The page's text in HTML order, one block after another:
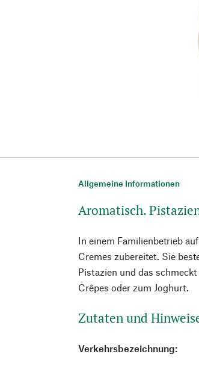
Allgemeine Informationen
Aromatisch.
In einem Familienbetrieb
Cremes zubereitet. Sie
Pistazien und das
Crêpes oder zum Joghurt.
Zutaten und
Verkehrsbezeichnung: